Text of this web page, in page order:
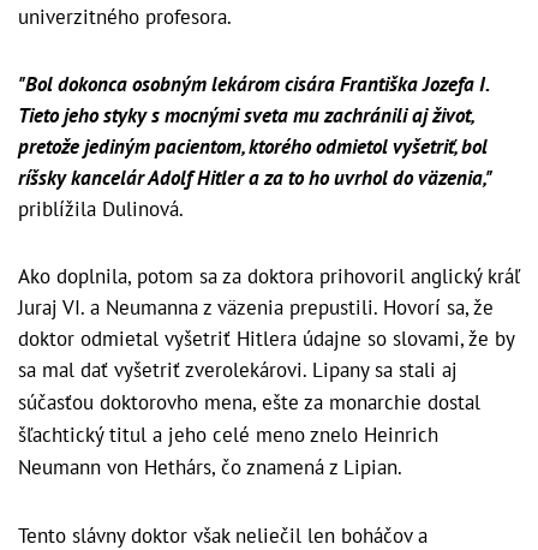
univerzitného profesora.
"Bol dokonca osobným lekárom cisára Františka Jozefa I.
Tieto jeho styky s mocnými sveta mu zachránili aj život,
pretože jediným pacientom, ktorého odmietol vyšetriť, bol
ríšsky kancelár Adolf Hitler a za to ho uvrhol do väzenia,"
priblížila Dulinová.
Ako doplnila, potom sa za doktora prihovoril anglický kráľ
Juraj VI. a Neumanna z väzenia prepustili. Hovorí sa, že
doktor odmietal vyšetriť Hitlera údajne so slovami, že by
sa mal dať vyšetriť zverolekárovi. Lipany sa stali aj
súčasťou doktorovho mena, ešte za monarchie dostal
šľachtický titul a jeho celé meno znelo Heinrich
Neumann von Hethárs, čo znamená z Lipian.
Tento slávny doktor však neliečil len boháčov a